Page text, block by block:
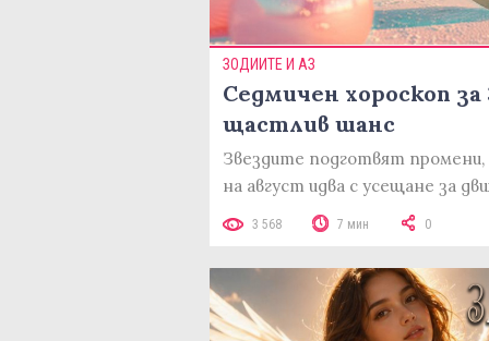
ЗОДИИТЕ И АЗ
Седмичен хороскоп
щастлив шанс
Звездите подготвят
на август идва с усещане за
3 568 7 мин 0